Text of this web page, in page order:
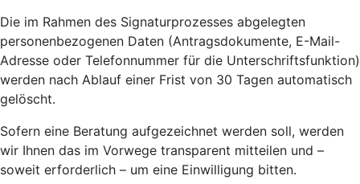
Die im Rahmen des Signaturprozesses abgelegten
personenbezogenen Daten (Antragsdokumente, E-Mail-
Adresse oder Telefonnummer für die Unterschriftsfunktion)
werden nach Ablauf einer Frist von 30 Tagen automatisch
gelöscht.
Sofern eine Beratung aufgezeichnet werden soll, werden
wir Ihnen das im Vorwege transparent mitteilen und –
soweit erforderlich – um eine Einwilligung bitten.